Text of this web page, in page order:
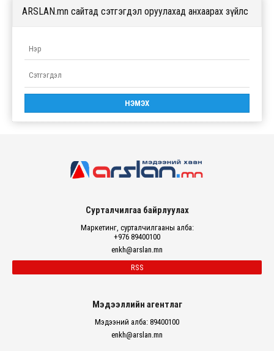
ARSLAN.mn сайтад сэтгэгдэл оруулахад анхаарах зүйлс
Сурталчилгаа байрлуулах
Маркетинг, сурталчилгааны алба:
+976 89400100
enkh@arslan.mn
RSS
Мэдээллийн агентлаг
Мэдээний алба: 89400100
enkh@arslan.mn